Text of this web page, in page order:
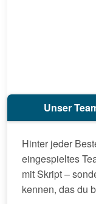
Unser
Hinter jeder
eingespieltes
mit Skript –
kennen, das du